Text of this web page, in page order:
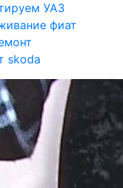
УАЗ
фиат
skoda